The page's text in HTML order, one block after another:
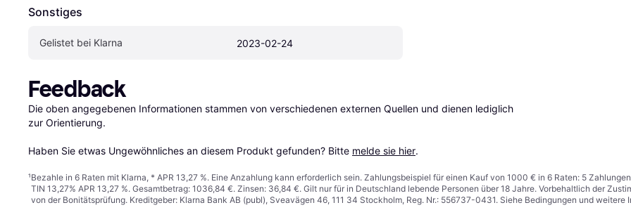
Sonstiges
Gelistet bei Klarna 2023-02-24
Feedback
Die oben angegebenen Informationen stammen von verschiedenen externen Quellen und dienen lediglich
zur Orientierung.
Haben Sie etwas Ungewöhnliches an diesem Produkt gefunden? Bitte melde sie hier.
¹Bezahle in 6 Raten mit Klarna, * APR 13,27 %. Eine Anzahlung kann erforderlich sein. Zahlungsbeispiel für einen Kauf von 1000 € in 6 Raten: 5
TIN 13,27% APR 13,27 %. Gesamtbetrag: 1036,84 €. Zinsen: 36,84 €. Gilt nur für in Deutschland lebende Personen über 18 Jahre. Vorbehaltlich der
von der Bonitätsprüfung. Kreditgeber: Klarna Bank AB (publ), Sveavägen 46, 111 34 Stockholm, Reg. Nr.: 556737-0431. Siehe Bedingungen und weitere